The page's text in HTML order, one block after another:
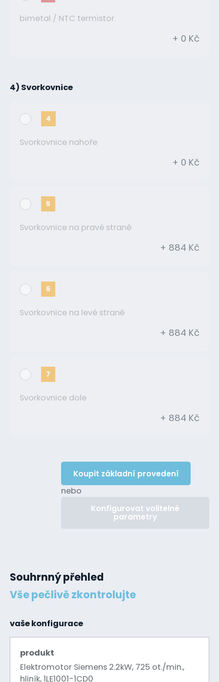
bimetal / NTC termistor
+ 0 Kč
4) Svorkovnice
4
Svorkovnice nahoře
+ 0 Kč
5
Svorkovnice na pravé straně
+ 884 Kč
6
Svorkovnice na levé straně
+ 884 Kč
7
Svorkovnice dole
+ 884 Kč
Koupit základní provedení
nebo
Konfigurovat volitelné
parametry
Souhrnný přehled
Vše pečlivě zkontrolujte
vaše konfigurace
produkt
Elektromotor Siemens 2.2kW, 725 ot./min.,
hliník, 1LE1001-1CD0